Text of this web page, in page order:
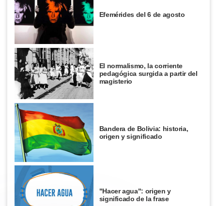
Efemérides del 6 de agosto
El normalismo, la corriente
pedagógica surgida a partir del
magisterio
Bandera de Bolivia: historia,
origen y significado
"Hacer agua": origen y
significado de la frase